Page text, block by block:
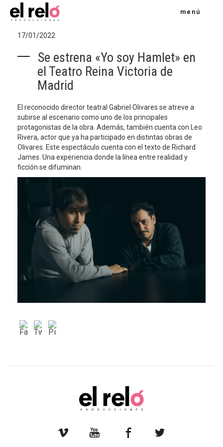
menú
17/01/2022
Se estrena «Yo soy Hamlet» en
el Teatro Reina Victoria de
Madrid
El reconocido director teatral Gabriel Olivares se atreve a
subirse al escenario como uno de los principales
protagonistas de la obra. Además, también cuenta con Leo
Rivera, actor que ya ha participado en distintas obras de
Olivares. Este espectáculo cuenta con el texto de Richard
James. Una experiencia donde la línea entre realidad y
ficción se difuminan.